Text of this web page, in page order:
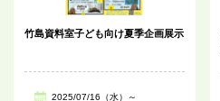
竹島資料室子ども向け夏季企画展示
2025/07/16（水）～